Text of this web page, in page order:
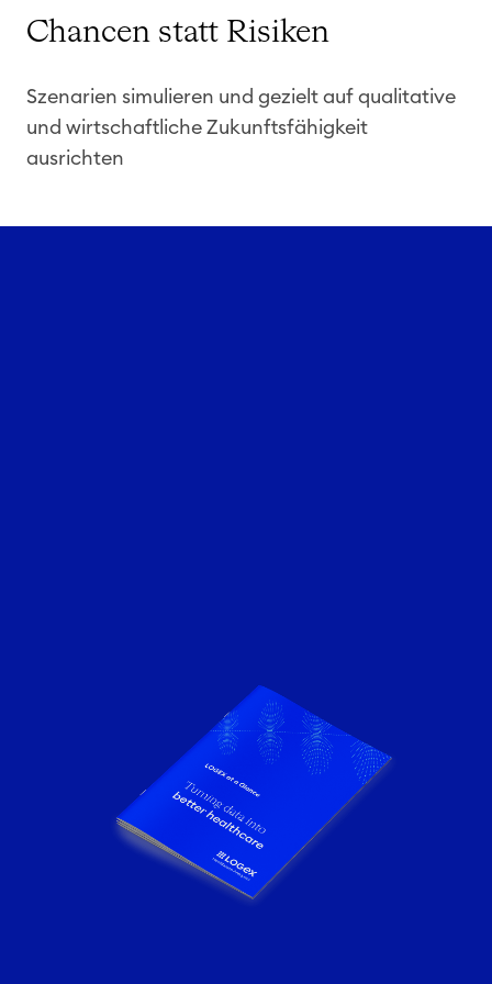
Chancen statt Risiken ​
Szenarien simulieren und gezielt auf qualitative
und wirtschaftliche Zukunftsfähigkeit
ausrichten ​